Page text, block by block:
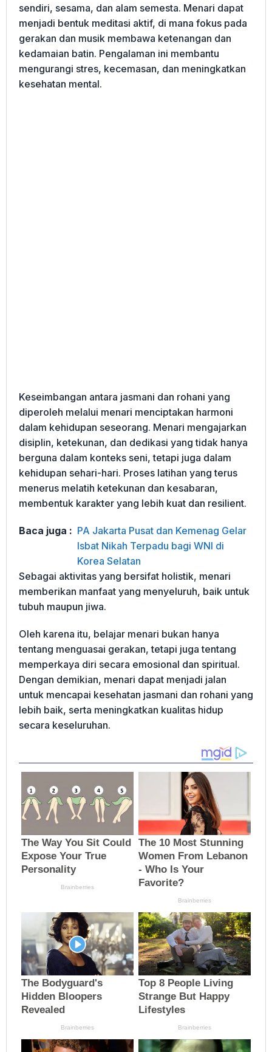
sendiri, sesama, dan alam semesta. Menari dapat
menjadi bentuk meditasi aktif, di mana fokus pada
gerakan dan musik membawa ketenangan dan
kedamaian batin. Pengalaman ini membantu
mengurangi stres, kecemasan, dan meningkatkan
kesehatan mental.
Keseimbangan antara jasmani dan rohani yang
diperoleh melalui menari menciptakan harmoni
dalam kehidupan seseorang. Menari mengajarkan
disiplin, ketekunan, dan dedikasi yang tidak hanya
berguna dalam konteks seni, tetapi juga dalam
kehidupan sehari-hari. Proses latihan yang terus
menerus melatih ketekunan dan kesabaran,
membentuk karakter yang lebih kuat dan resilient.
Baca juga : PA Jakarta Pusat dan Kemenag Gelar
Isbat Nikah Terpadu bagi WNI di
Korea Selatan
Sebagai aktivitas yang bersifat holistik, menari
memberikan manfaat yang menyeluruh, baik untuk
tubuh maupun jiwa.
Oleh karena itu, belajar menari bukan hanya
tentang menguasai gerakan, tetapi juga tentang
memperkaya diri secara emosional dan spiritual.
Dengan demikian, menari dapat menjadi jalan
untuk mencapai kesehatan jasmani dan rohani yang
lebih baik, serta meningkatkan kualitas hidup
secara keseluruhan.